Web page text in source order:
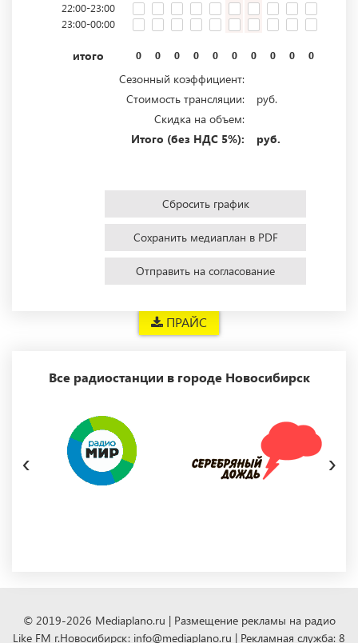
ПРАЙС
22:00-23:00
23:00-00:00
итого 0 0 0 0 0 0 0 0 0 0
Сезонный коэффициент:
Стоимость трансляции:
руб.
Скидка на объем:
Итого (без НДС 5%):
руб.
Сбросить график
Сохранить медиаплан в PDF
Отправить на согласование
Все радиостанции в городе Новосибирск
‹ ›
© 2019-2026 Mediaplano.ru | Размещение рекламы на радио
Like FM г.Новосибирск: info@mediaplano.ru | Рекламная служба: 8